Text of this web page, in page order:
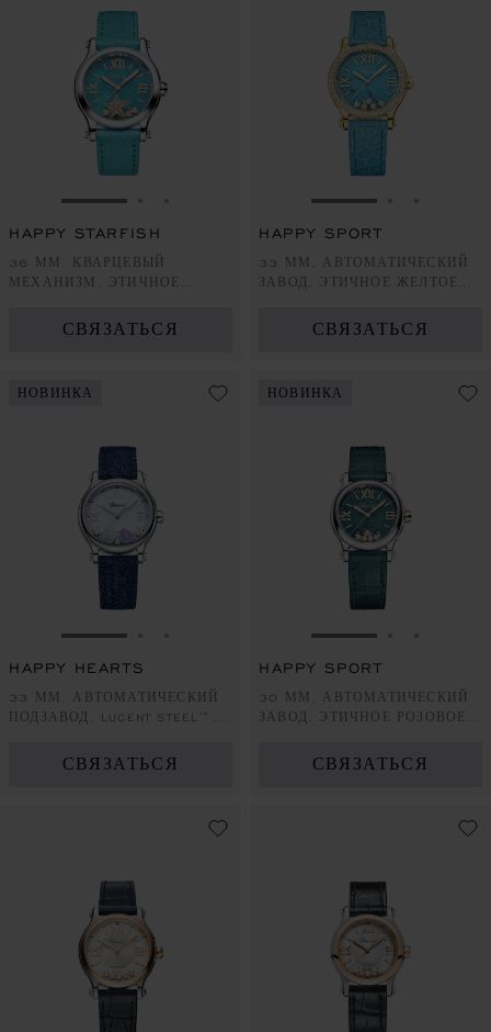
ПЕРЕЙТИ К СЛАЙДУ 1
ПЕРЕЙТИ К СЛАЙДУ 2
ПЕРЕЙТИ К СЛАЙДУ 3
HAPPY STARFISH
36 ММ, КВАРЦЕВЫЙ
МЕХАНИЗМ, ЭТИЧНОЕ
STEEL™, БРИЛЛИАНТЫ
СВЯЗАТЬСЯ
ПЕРЕЙТИ К
HAPPY SPORT
33 ММ, АВТОМАТИЧЕСКИЙ
ЗАВОД, ЭТИЧНОЕ ЖЕЛТОЕ
СВЯЗАТЬСЯ
НОВИНКА
ПЕРЕЙТИ К СЛАЙДУ 1
ПЕРЕЙТИ К СЛАЙДУ 2
ПЕРЕЙТИ К СЛАЙДУ 3
HAPPY HEARTS
33 ММ, АВТОМАТИЧЕСКИЙ
ПОДЗАВОД, LUCENT STEEL™,
СВЯЗАТЬСЯ
НОВИНКА
ПЕРЕЙТИ К
HAPPY SPORT
30 ММ, АВТОМАТИЧЕСКИЙ
ЗАВОД, ЭТИЧНОЕ РОЗОВОЕ
БРИЛЛИАНТЫСВЯЗАТЬСЯ